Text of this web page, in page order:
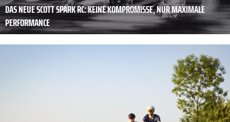
DAS NEUE SCOTT SPARK RC: KEINE KOMPROMISSE, NUR MAXIMALE
PERFORMANCE